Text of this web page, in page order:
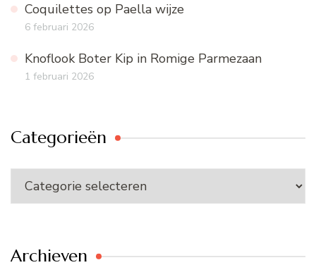
Coquilettes op Paella wijze
6 februari 2026
Knoflook Boter Kip in Romige Parmezaan
1 februari 2026
Categorieën
Categorieën
Archieven